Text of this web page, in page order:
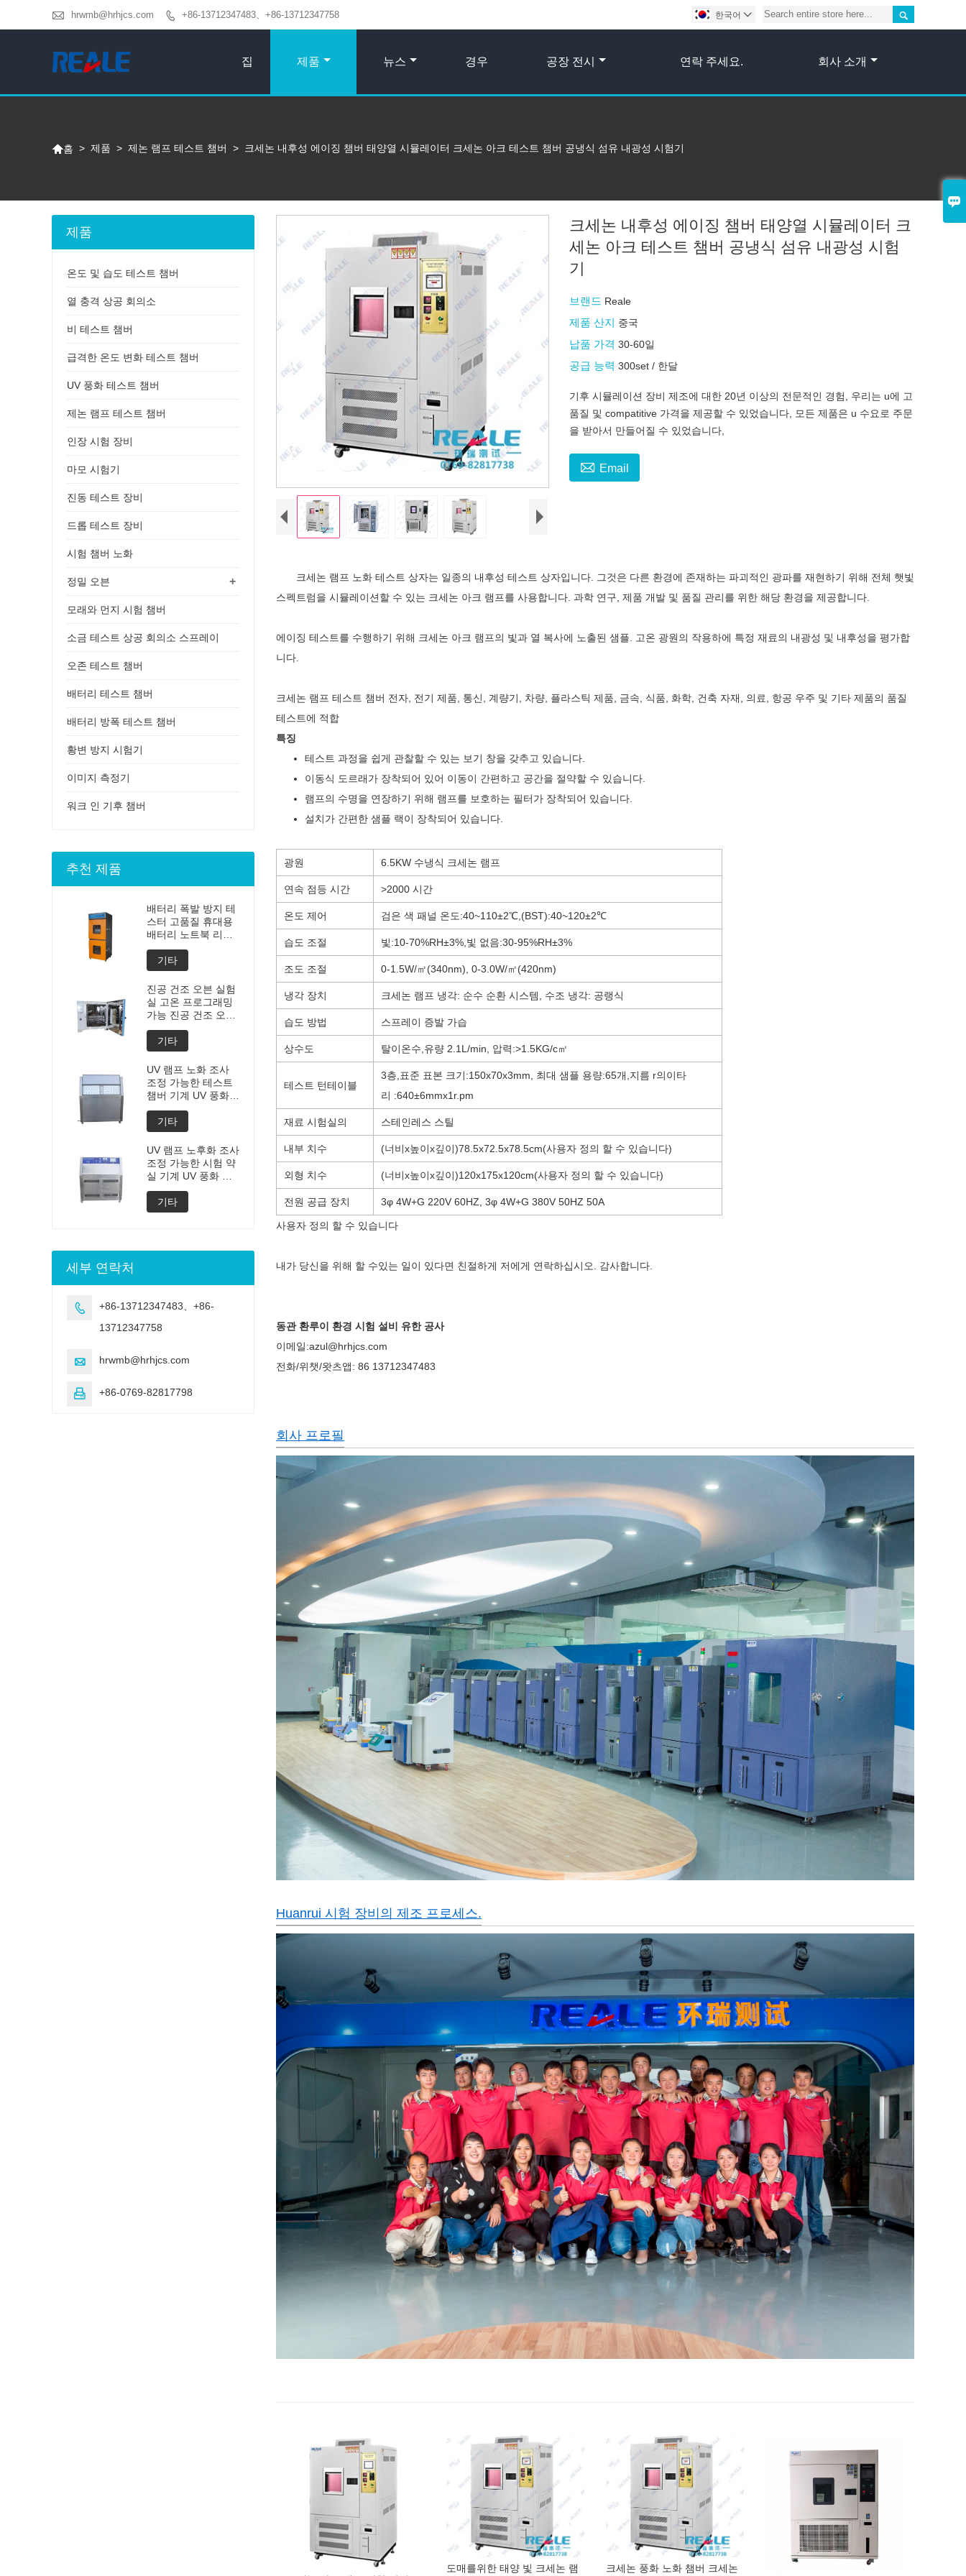

 hrwmb@hrhjcs.com  +86-13712347483、+86-13712347758 
한국어 
집 제품 뉴스 경우 공장 전시 연락 주세요. 회사 소개
홈 > 제품 > 제논 램프 테스트 챔버 > 크세논 내후성 에이징 챔버 태양열 시뮬레이터 크세논 아크 테스트 챔버 공냉식 섬유 내광성 시험기
크세논 내후성 에이징 챔버 태양열 시뮬레이터 크
세논 아크 테스트 챔버 공냉식 섬유 내광성 시험
기
브랜드 Reale
제품 산지 중국
납품 가격30-60일
공급 능력300set / 한달
기후 시뮬레이션 장비 제조에 대한 20년 이상의 전문적인 경험, 우리는 u에 고
품질 및 compatitive 가격을 제공할 수 있었습니다, 모든 제품은 u 수요로 주문
을 받아서 만들어질 수 있었습니다,
 Email
크세논 램프 노화 테스트 상자는 일종의 내후성 테스트 상자입니다. 그것은 다른 환경에 존재하는 파괴적인 광파를 재현하기 위해 전체 햇빛
스펙트럼을 시뮬레이션할 수 있는 크세논 아크 램프를 사용합니다. 과학 연구, 제품 개발 및 품질 관리를 위한 해당 환경을 제공합니다.
에이징 테스트를 수행하기 위해 크세논 아크 램프의 빛과 열 복사에 노출된 샘플. 고온 광원의 작용하에 특정 재료의 내광성 및 내후성을 평가합
니다.
크세논 램프 테스트 챔버 전자, 전기 제품, 통신, 계량기, 차량, 플라스틱 제품, 금속, 식품, 화학, 건축 자재, 의료, 항공 우주 및 기타 제품의 품질
테스트에 적합
특징
테스트 과정을 쉽게 관찰할 수 있는 보기 창을 갖추고 있습니다.
이동식 도르래가 장착되어 있어 이동이 간편하고 공간을 절약할 수 있습니다.
램프의 수명을 연장하기 위해 램프를 보호하는 필터가 장착되어 있습니다.
설치가 간편한 샘플 랙이 장착되어 있습니다.
광원 6.5KW 수냉식 크세논 램프
연속 점등 시간 >2000 시간
온도 제어 검은 색 패널 온도:40~110±2℃ (BST):40~120±2℃
습도 조절 빛:10-70%RH±3% 빛 없음:30-95%RH±3%
조도 조절 0-1.5W/㎡(340nm), 0-3.0W/㎡(420nm)
냉각 장치 크세논 램프 냉각: 순수 순환 시스템, 수조 냉각: 공랭식
습도 방법 스프레이 증발 가습
상수도 탈이온수 유량 2.1L/min, 압력:>1.5KG/c㎡
테스트 턴테이블
3층 표준 표본 크기:150x70x3mm, 최대 샘플 용량:65개 지름 r의이타
리 :640±6mmx1r.pm
재료 시험실의 스테인레스 스틸
내부 치수 (너비x높이x깊이)78.5x72.5x78.5cm(사용자 정의 할 수 있습니다)
외형 치수 (너비x높이x깊이)120x175x120cm(사용자 정의 할 수 있습니다)
전원 공급 장치 3φ 4W+G 220V 60HZ, 3φ 4W+G 380V 50HZ 50A
사용자 정의 할 수 있습니다
내가 당신을 위해 할 수있는 일이 있다면 친절하게 저에게 연락하십시오. 감사합니다.
동관 환루이 환경 시험 설비 유한 공사
이메일:azul@hrhjcs.com
전화/위챗/왓츠앱: 86 13712347483
회사 프로필
Huanrui 시험 장비의 제조 프로세스.
도매를위한 태양 빛 크세논 램 크세논 풍화 노화 챔버 크세논
제품
온도 및 습도 테스트 챔버
열 충격 상공 회의소
비 테스트 챔버
급격한 온도 변화 테스트 챔버
UV 풍화 테스트 챔버
제논 램프 테스트 챔버
인장 시험 장비
마모 시험기
진동 테스트 장비
드롭 테스트 장비
시험 챔버 노화
+
정밀 오븐
모래와 먼지 시험 챔버
소금 테스트 상공 회의소 스프레이
오존 테스트 챔버
배터리 테스트 챔버
배터리 방폭 테스트 챔버
황변 방지 시험기
이미지 측정기
워크 인 기후 챔버
추천 제품
배터리 폭발 방지 테
스터 고품질 휴대용
배터리 노트북 리튬
발파 테스트 폭발 테
스터 배터리 테스터
제조 가격
기타
진공 건조 오븐 실험
실 고온 프로그래밍
가능 진공 건조 오븐
맞춤형 오븐 진공 건
조 장비의 진공 탈기
챔버 가격
기타
UV 램프 노화 조사
조정 가능한 테스트
챔버 기계 UV 풍화
노화 챔버 UV 가속
풍화 테스트
기타
UV 램프 노후화 조사
조정 가능한 시험 약
실 기계 UV 풍화 노
후화 약실 UV 가속
된 풍화 시험 기계
기타
세부 연락처

+86-13712347483、+86-
13712347758
 hrwmb@hrhjcs.com
 +86-0769-82817798